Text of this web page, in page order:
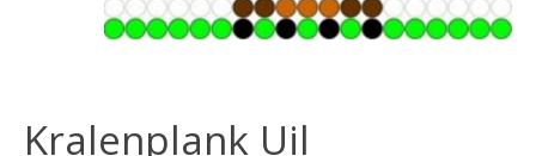
Kralenplank Uil